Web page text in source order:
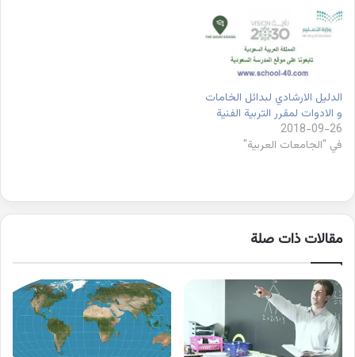
الدليل الارشادي لبدائل الخامات
و الادوات لمقرر التربية الفنية
2018-09-26
في "الجامعات العربية"
مقالات ذات صلة